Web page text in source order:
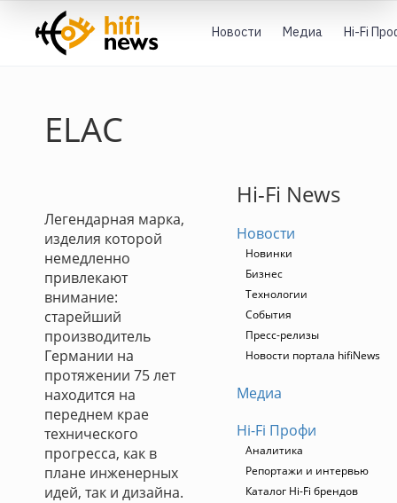
Новости Медиа Hi-Fi
ELAC
Легендарная марка,
изделия которой
немедленно
привлекают
внимание:
старейший
производитель
Германии на
протяжении 75 лет
находится на
переднем крае
технического
прогресса, как в
плане инженерных
идей, так и дизайна.
Hi-Fi News
Новости
Новинки
Бизнес
Технологии
События
Пресс-релизы
Новости портала hifiNews
Медиа
Hi-Fi Профи
Аналитика
Репортажи и интервью
Каталог Hi-Fi брендов